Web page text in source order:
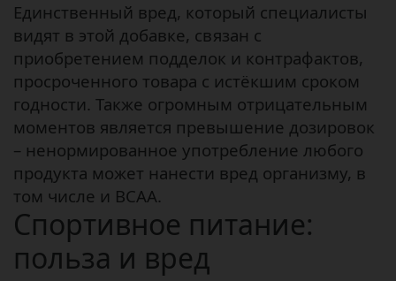
Единственный вред, который специалисты
видят в этой добавке, связан с
приобретением подделок и контрафактов,
просроченного товара с истёкшим сроком
годности. Также огромным отрицательным
моментов является превышение дозировок
– ненормированное употребление любого
продукта может нанести вред организму, в
том числе и ВСАА.
Спортивное питание:
польза и вред